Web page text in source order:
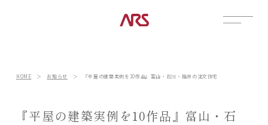
展示場
資料請求
HOME ＞ お知らせ ＞ 『平屋の建築実例を10作品』富山・石川・福井の注文住宅
『平屋の建築実例を10作品』富山・石